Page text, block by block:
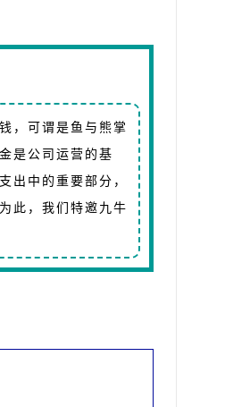
，可谓是鱼与熊掌
是公司运营的基
出中的重要部分，
此，我们特邀九牛